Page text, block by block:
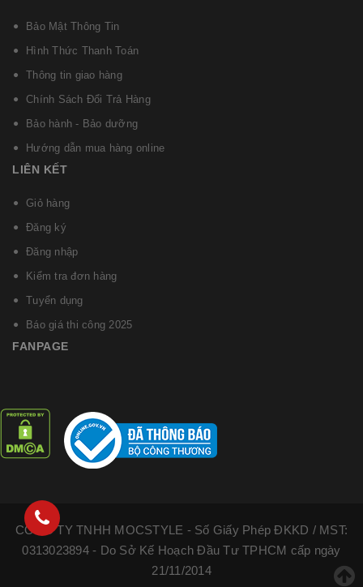
Bảo Mật Thông Tin
Hình Thức Thanh Toán
Thông tin giao hàng
Chính Sách Đổi Trả Hàng
Bảo hành - Bảo dưỡng
Hướng dẫn mua hàng online
LIÊN KẾT
Giỏ hàng
Đăng ký
Đăng nhập
Kiểm tra đơn hàng
Tuyển dụng
Báo giá thi công 2025
FANPAGE
CÔNG TY TNHH MOCSTYLE - Số Giấy Phép ĐKKD / MST:
0313023894 - Do Sở Kế Hoạch Đầu Tư TPHCM cấp ngày
21/11/2014